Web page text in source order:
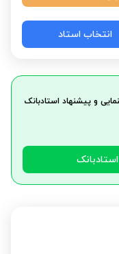
انتخاب استاد
و پیشنهاد استادبانک